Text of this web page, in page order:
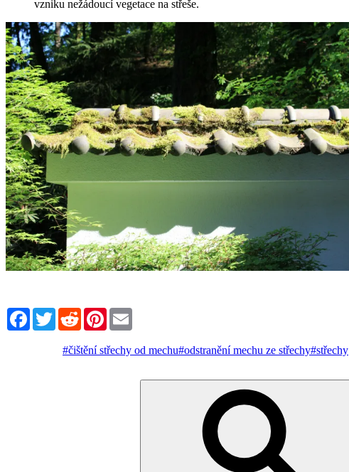
vzniku nežádoucí vegetace na střeše.
FacebookTwitterRedditPinterest
#čištění střechy od mechu#odstranění mechu ze střechy#střechy